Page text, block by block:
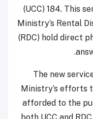
(UCC) 184. This
Ministry’s Rental
(RDC) hold direct
The new
Ministry’s efforts
afforded to the
both UCC and